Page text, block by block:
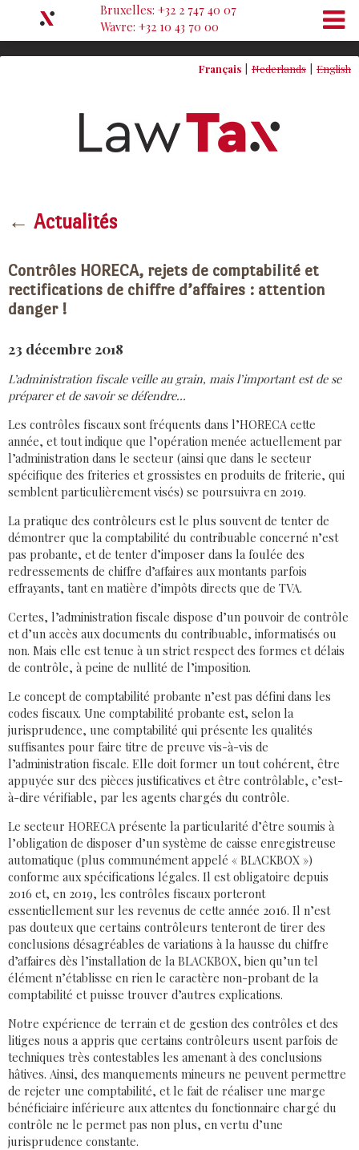
Français Nederlands English
← Actualités
Contrôles HORECA, rejets de comptabilité et
rectifications de chiffre d’affaires : attention
danger !
23 décembre 2018
L’administration fiscale veille au grain, mais l’important est de se
préparer et de savoir se défendre…
Les contrôles fiscaux sont fréquents dans l’HORECA cette
année, et tout indique que l’opération menée actuellement par
l’administration dans le secteur (ainsi que dans le secteur
spécifique des friteries et grossistes en produits de friterie, qui
semblent particulièrement visés) se poursuivra en 2019.
La pratique des contrôleurs est le plus souvent de tenter de
démontrer que la comptabilité du contribuable concerné n’est
pas probante, et de tenter d’imposer dans la foulée des
redressements de chiffre d’affaires aux montants parfois
effrayants, tant en matière d’impôts directs que de TVA.
Certes, l’administration fiscale dispose d’un pouvoir de contrôle
et d’un accès aux documents du contribuable, informatisés ou
non. Mais elle est tenue à un strict respect des formes et délais
de contrôle, à peine de nullité de l’imposition.
Le concept de comptabilité probante n’est pas défini dans les
codes fiscaux. Une comptabilité probante est, selon la
jurisprudence, une comptabilité qui présente les qualités
suffisantes pour faire titre de preuve vis-à-vis de
l’administration fiscale. Elle doit former un tout cohérent, être
appuyée sur des pièces justificatives et être contrôlable, c’est-
à-dire vérifiable, par les agents chargés du contrôle.
Le secteur HORECA présente la particularité d’être soumis à
l’obligation de disposer d’un système de caisse enregistreuse
automatique (plus communément appelé « BLACKBOX »)
conforme aux spécifications légales. Il est obligatoire depuis
2016 et, en 2019, les contrôles fiscaux porteront
essentiellement sur les revenus de cette année 2016. Il n’est
pas douteux que certains contrôleurs tenteront de tirer des
conclusions désagréables de variations à la hausse du chiffre
d’affaires dès l’installation de la BLACKBOX, bien qu’un tel
élément n’établisse en rien le caractère non-probant de la
comptabilité et puisse trouver d’autres explications.
Notre expérience de terrain et de gestion des contrôles et des
litiges nous a appris que certains contrôleurs usent parfois de
techniques très contestables les amenant à des conclusions
hâtives. Ainsi, des manquements mineurs ne peuvent permettre
de rejeter une comptabilité, et le fait de réaliser une marge
bénéficiaire inférieure aux attentes du fonctionnaire chargé du
contrôle ne le permet pas non plus, en vertu d’une
jurisprudence constante.
Bruxelles: +32 2 747 40 07
Wavre: +32 10 43 70 00